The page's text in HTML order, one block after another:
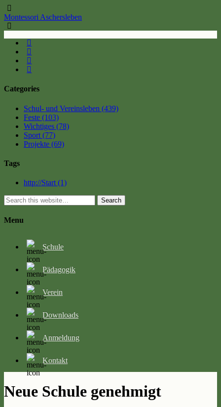
Montessori Aschersleben
Categories
Schul- und Vereinsleben (439)
Feste (103)
Wichtiges (78)
Sport (77)
Projekte (69)
Tags
http://Start (1)
Search
Menu
Schule
Pädagogik
Verein
Downloads
Anmeldung
Kontakt
Neue Schule genehmigt